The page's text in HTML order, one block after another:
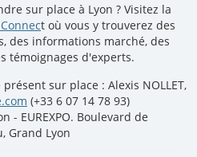
sur place à Lyon ? Visitez la
t où vous y trouverez des
des informations marché, des
témoignages d'experts.
sur place : Alexis NOLLET,
(+33 6 07 14 78 93)
- EUREXPO. Boulevard de
Grand Lyon